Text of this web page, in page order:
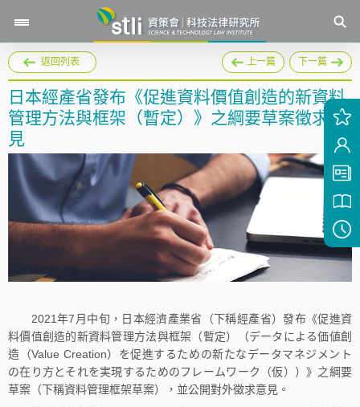
返回列表 上一篇 下一篇
日本經產省發布《促進資料價值創造的新資料
管理方法與框架（暫定）》之綱要草案徵求意
見
2021年7月中旬，日本經濟產業省（下稱經產省）發布《促進資
料價值創造的新資料管理方法與框架（暫定）（データによる価値創
造（Value Creation）を促進するための新たなデータマネジメント
の在り方とそれを実現するためのフレームワーク（仮））》之綱要
草案（下稱資料管理框架草案），並公開對外徵求意見。